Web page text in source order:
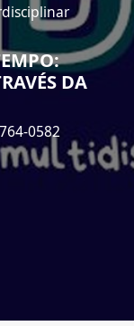
DA
0582